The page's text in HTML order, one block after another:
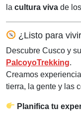
la cultura viva de
¿Listo para
Descubre Cusco y
PalcoyoTrekking.
Creamos
tierra, la gente y las
Planifica tu